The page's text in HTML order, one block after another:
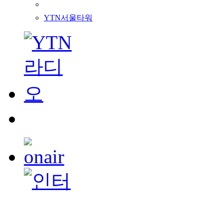
YTN서울타워